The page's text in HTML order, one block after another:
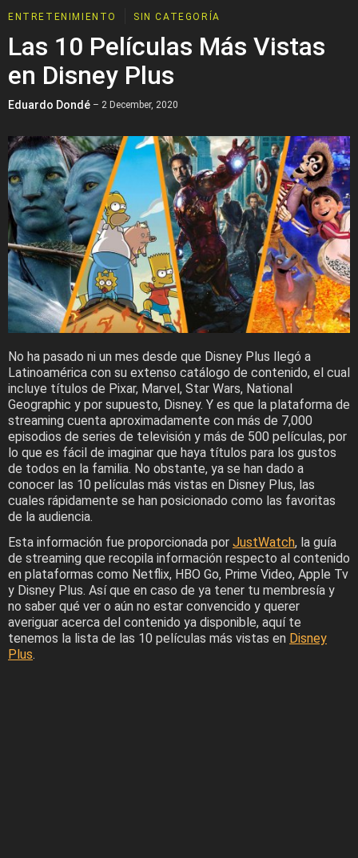
ENTRETENIMIENTO SIN CATEGORÍA
Las 10 Películas Más Vistas
en Disney Plus
Eduardo Dondé – 2 December, 2020
No ha pasado ni un mes desde que Disney Plus llegó a
Latinoamérica con su extenso catálogo de contenido, el cual
incluye títulos de Pixar, Marvel, Star Wars, National
Geographic y por supuesto, Disney. Y es que la plataforma de
streaming cuenta aproximadamente con más de 7,000
episodios de series de televisión y más de 500 películas, por
lo que es fácil de imaginar que haya títulos para los gustos
de todos en la familia. No obstante, ya se han dado a
conocer las 10 películas más vistas en Disney Plus, las
cuales rápidamente se han posicionado como las favoritas
de la audiencia.
Esta información fue proporcionada por JustWatch, la guía
de streaming que recopila información respecto al contenido
en plataformas como Netflix, HBO Go, Prime Video, Apple Tv
y Disney Plus. Así que en caso de ya tener tu membresía y
no saber qué ver o aún no estar convencido y querer
averiguar acerca del contenido ya disponible, aquí te
tenemos la lista de las 10 películas más vistas en Disney
Plus.